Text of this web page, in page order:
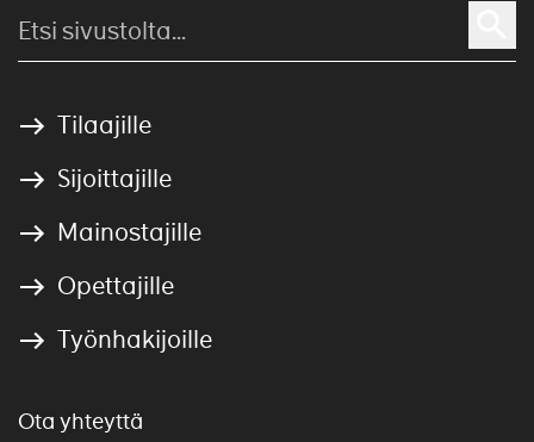
Tilaajille
Sijoittajille
Mainostajille
Opettajille
Työnhakijoille
Ota yhteyttä